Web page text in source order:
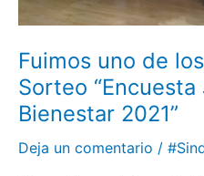
Fuimos uno de
Sorteo
Bienestar 2021”
Deja un comentario /